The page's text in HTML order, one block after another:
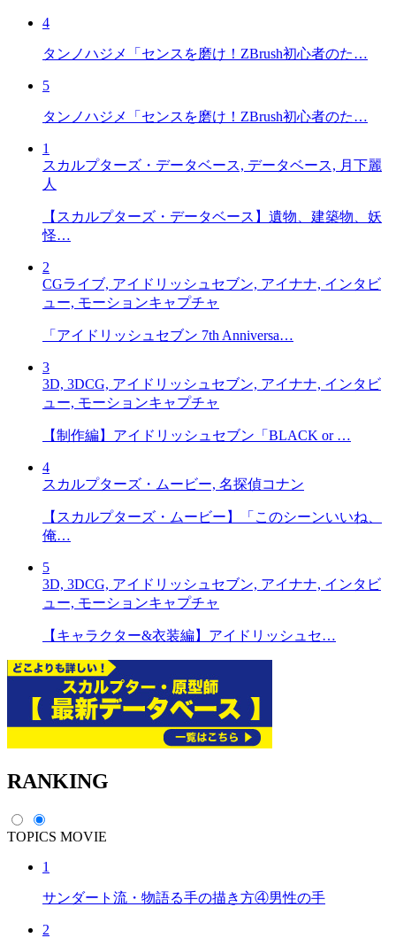
4
タンノハジメ「センスを磨け！ZBrush初心者のた…
5
タンノハジメ「センスを磨け！ZBrush初心者のた…
1
スカルプターズ・データベース, データベース, 月下麗
人
【スカルプターズ・データベース】遺物、建築物、妖
怪…
2
CGライブ, アイドリッシュセブン, アイナナ, インタビ
ュー, モーションキャプチャ
「アイドリッシュセブン 7th Anniversa…
3
3D, 3DCG, アイドリッシュセブン, アイナナ, インタビ
ュー, モーションキャプチャ
【制作編】アイドリッシュセブン「BLACK or …
4
スカルプターズ・ムービー, 名探偵コナン
【スカルプターズ・ムービー】「このシーンいいね、
俺…
5
3D, 3DCG, アイドリッシュセブン, アイナナ, インタビ
ュー, モーションキャプチャ
【キャラクター&衣装編】アイドリッシュセ…
RANKING
TOPICS MOVIE
1
サンダート流・物語る手の描き方④男性の手
2